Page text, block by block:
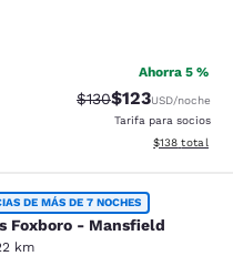
Ahorra 5 %
Precio tachado:
$130Precio con
$123USD/noche
Tarifa para socios
Ver detalles
$138 total
-
DE MÁS DE 7 NOCHES
Foxboro - Mansfield
km